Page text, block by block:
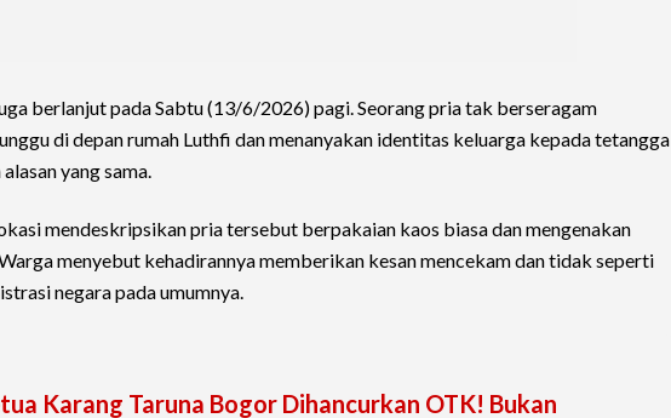
berlanjut pada Sabtu (13/6/2026) pagi. Seorang pria tak berseragam
di depan rumah Luthfi dan menanyakan identitas keluarga kepada tetangga
yang sama.
mendeskripsikan pria tersebut berpakaian kaos biasa dan mengenakan
menyebut kehadirannya memberikan kesan mencekam dan tidak seperti
negara pada umumnya.
Karang Taruna Bogor Dihancurkan OTK! Bukan